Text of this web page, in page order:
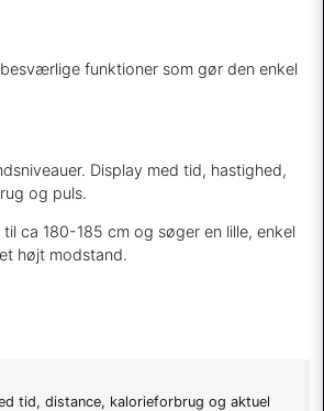
funktioner som gør den enkel
Display med tid, hastighed,
og puls.
ca 180-185 cm og søger en lille, enkel
højt modstand.
tid, distance, kalorieforbrug og aktuel